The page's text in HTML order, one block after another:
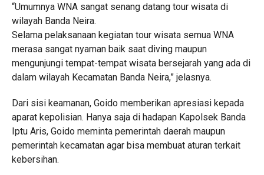
“Umumnya WNA sangat senang datang tour wisata di
wilayah Banda Neira.
Selama pelaksanaan kegiatan tour wisata semua WNA
merasa sangat nyaman baik saat diving maupun
mengunjungi tempat-tempat wisata bersejarah yang ada di
dalam wilayah Kecamatan Banda Neira,” jelasnya.
Dari sisi keamanan, Goido memberikan apresiasi kepada
aparat kepolisian. Hanya saja di hadapan Kapolsek Banda
Iptu Aris, Goido meminta pemerintah daerah maupun
pemerintah kecamatan agar bisa membuat aturan terkait
kebersihan.